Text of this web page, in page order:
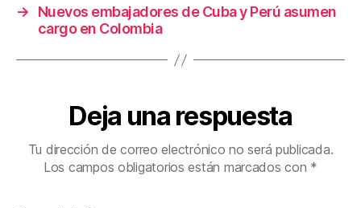
→
Nuevos embajadores de Cuba y Perú asumen
cargo en Colombia
Deja una respuesta
Tu dirección de correo electrónico no será publicada.
Los campos obligatorios están marcados con *